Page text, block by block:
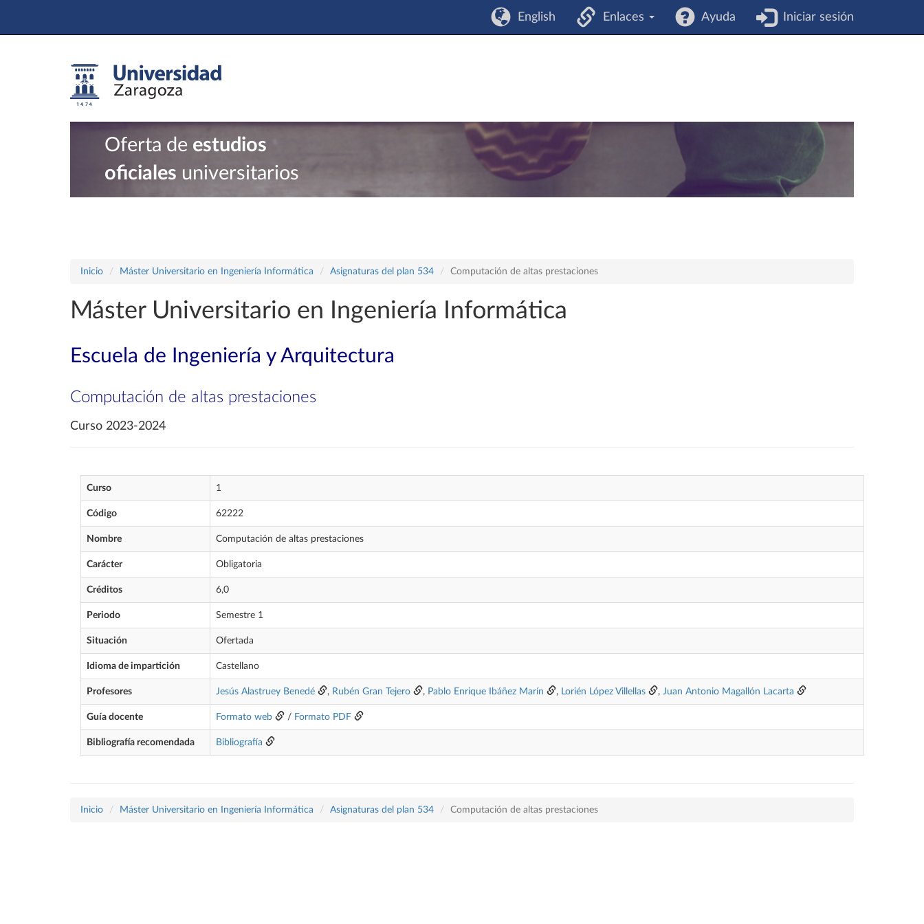
English Enlaces Ayuda Iniciar sesión
Oferta de estudios
oficiales universitarios
Inicio Máster Universitario en Ingeniería Informática Asignaturas del plan 534 Computación de altas prestaciones
Máster Universitario en Ingeniería Informática
Escuela de Ingeniería y Arquitectura
Computación de altas prestaciones
Curso 2023-2024
Curso 1
Código 62222
Nombre Computación de altas prestaciones
Carácter Obligatoria
Créditos 6,0
Periodo Semestre 1
Situación Ofertada
Idioma de impartición Castellano
Profesores Jesús Alastruey Benedé , Rubén Gran Tejero , Pablo Enrique Ibáñez Marín , Lorién López Villellas , Juan Antonio Magallón Lacarta
Guía docente Formato web / Formato PDF
Bibliografía recomendada Bibliografía
Inicio Máster Universitario en Ingeniería Informática Asignaturas del plan 534 Computación de altas prestaciones